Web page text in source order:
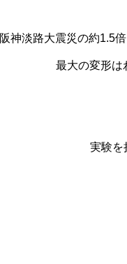
阪神淡路大震災の約1.5
最大の変形は
実験を